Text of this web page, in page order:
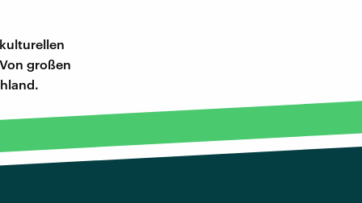
großen